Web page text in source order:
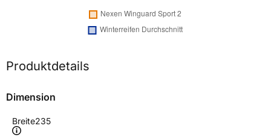
Produktdetails
Dimension
Breite235